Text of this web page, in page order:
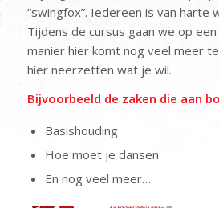
“swingfox”. Iedereen is van harte
Tijdens de cursus gaan we op
manier hier komt nog veel meer
hier neerzetten wat je wil.
Bijvoorbeeld de zaken die aan
Basishouding
Hoe moet je dansen
En nog veel meer…